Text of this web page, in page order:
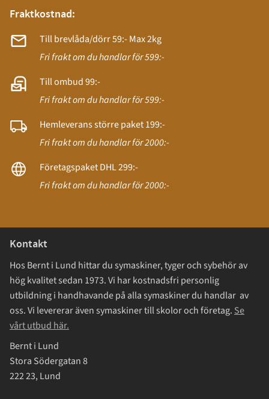
Fraktkostnad:
Till brevlåda/dörr 59:- Max 2kg
Fri frakt om du handlar för 599:-
Till ombud 99:-
Fri frakt om du handlar för 599:-
Hemleverans större paket 199:-
Fri frakt om du handlar för 2000:-
Företagspaket DHL 299:-
Fri frakt om du handlar för 2000:-
Kontakt
Hos Bernt i Lund hittar du symaskiner, tyger och sybehör av
hög kvalitet sedan 1973. Vi har kostnadsfri personlig
utbildning i handhavande på alla symaskiner du handlar av
oss. Vi levererar även symaskiner till skolor och företag. Se
vårt utbud här.
Bernt i Lund
Stora Södergatan 8
222 23, Lund